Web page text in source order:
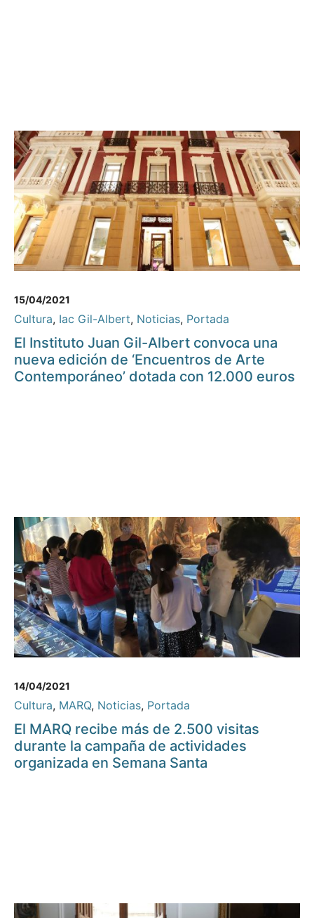
15/04/2021
Cultura, Iac Gil-Albert, Noticias, Portada
El Instituto Juan Gil-Albert convoca una
nueva edición de ‘Encuentros de Arte
Contemporáneo’ dotada con 12.000 euros
14/04/2021
Cultura, MARQ, Noticias, Portada
El MARQ recibe más de 2.500 visitas
durante la campaña de actividades
organizada en Semana Santa